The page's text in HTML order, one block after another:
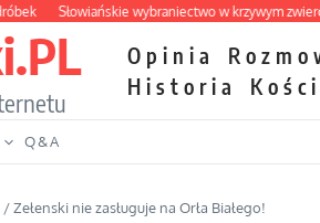
Słowiańskie wybraniectwo w krzywym zwierciadle
Opinia
Historia
Q&A
/Zełenski nie zasługuje na Orła Białego!